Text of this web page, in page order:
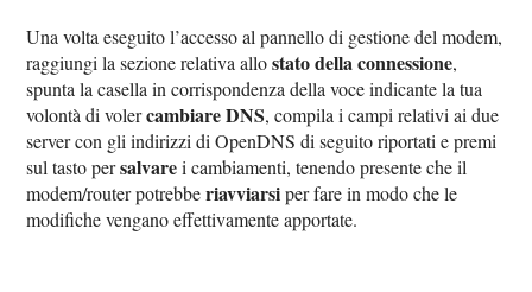
Una volta eseguito l’accesso al pannello di gestione del modem,
raggiungi la sezione relativa allostato della connessione,
spunta la casella in corrispondenza della voce indicante la tua
volontà di volercambiare DNS, compila i campi relativi ai due
server con gli indirizzi di OpenDNS di seguito riportati e premi
sul tasto persalvarei cambiamenti, tenendo presente che il
modem/router potrebberiavviarsiper fare in modo che le
modifiche vengano effettivamente apportate.